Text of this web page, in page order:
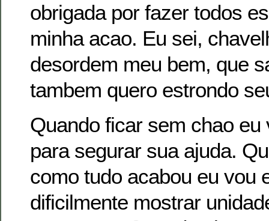
obrigada por fazer todos
minha acao. Eu sei,
desordem meu bem, que
tambem quero estrondo
Quando ficar sem chao eu
para segurar sua ajuda.
como tudo acabou eu vou
dificilmente mostrar